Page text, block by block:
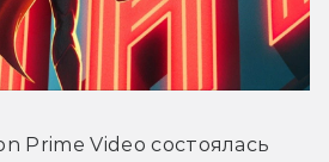
Prime Video состоялась